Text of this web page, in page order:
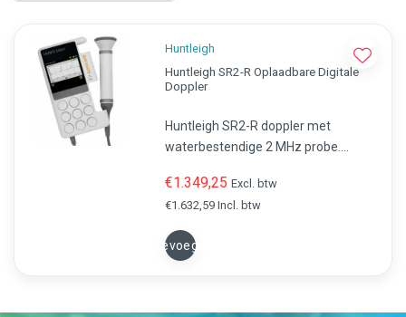
Huntleigh
Huntleigh SR2-R Oplaadbare Digitale
Doppler
Huntleigh SR2-R doppler met
waterbestendige 2 MHz probe.
voor waterbevalling. Direct
gebruiksklaar.
€1.349,25 Excl. btw
€1.632,59 Incl. btw
Toevoegen